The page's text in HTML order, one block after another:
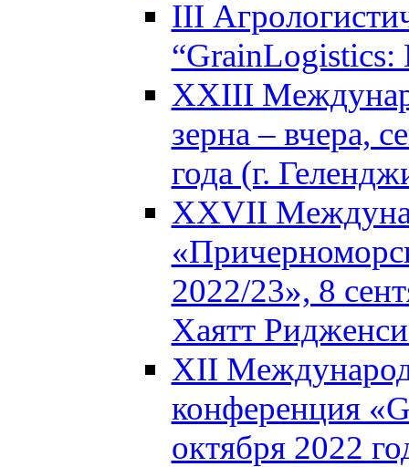
III
“GrainLogistics:
XXIII
зерна – вчера,
года (г.
XXVII
2022/23», 8
Хаятт
XII
конференция
октября 2022